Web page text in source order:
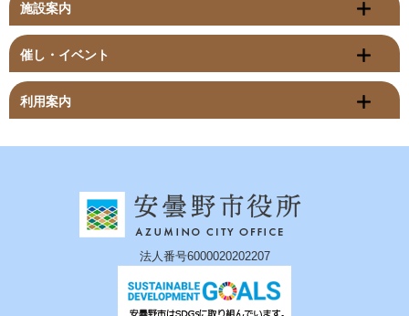
施設案内
催し・イベント
利用案内
法人番号6000020202207